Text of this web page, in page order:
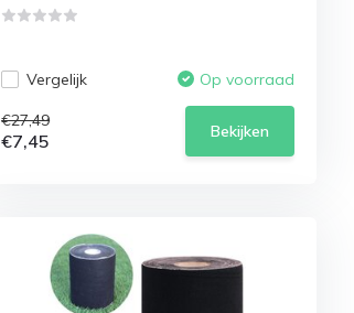
Vergelijk Op voorraad
€27,49
€7,45 Bekijken